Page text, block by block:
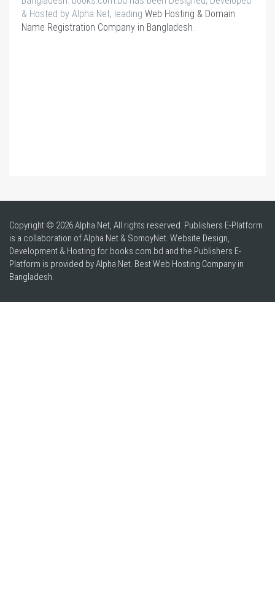
& Hosted by Alpha Net, leading Web Hosting & Domain
Name Registration Company in Bangladesh.
Copyright © 2026 Alpha Net, All rights reserved. Publishers E-Platform
is a collaboration of Alpha Net & SomoyNet. Website Design,
Development & Hosting for books.com.bd and the Publishers E-
Platform is provided by Alpha Net. BestWeb Hosting Company in
Bangladesh.